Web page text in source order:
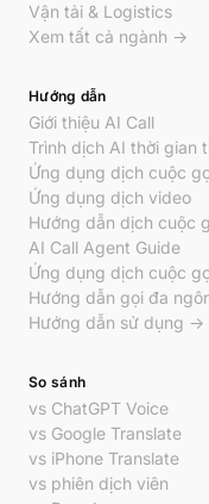
Vận tải & Logistics
Xem tất cả ngành →
Hướng dẫn
Giới thiệu AI Call
Trình dịch AI thời gian
Ứng dụng dịch cuộc
Ứng dụng dịch video
Hướng dẫn dịch cuộc
AI Call Agent Guide
Ứng dụng dịch cuộc
Hướng dẫn gọi đa
Hướng dẫn sử dụng →
So sánh
vs ChatGPT Voice
vs Google Translate
vs iPhone Translate
vs phiên dịch viên